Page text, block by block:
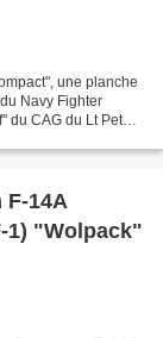
une planche
Navy Fighter
du CAG du Lt Pete
F-14A
1) "Wolpack"